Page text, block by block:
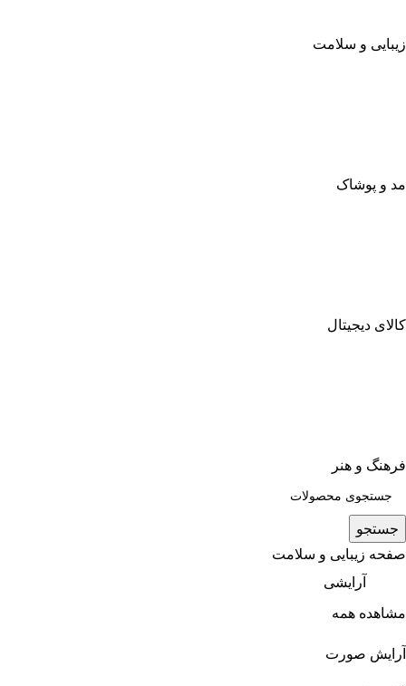
زیبایی و سلامت
مد و پوشاک
کالای دیجیتال
فرهنگ و هنر
جستجو
صفحه زیبایی و سلامت
آرایشی
مشاهده همه
آرایش صورت